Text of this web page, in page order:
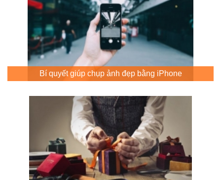
Bí quyết giúp chụp ảnh đẹp bằng iPhone